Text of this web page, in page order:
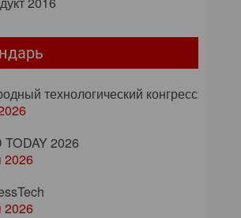
технологический конгресс
2026
2026
2026